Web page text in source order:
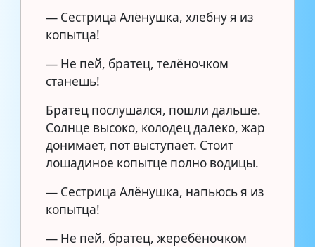
— Сестрица Алёнушка, хлебну я из
копытца!
— Не пей, братец, телёночком
станешь!
Братец послушался, пошли дальше.
Солнце высоко, колодец далеко, жар
донимает, пот выступает. Стоит
лошадиное копытце полно водицы.
— Сестрица Алёнушка, напьюсь я из
копытца!
— Не пей, братец, жеребёночком